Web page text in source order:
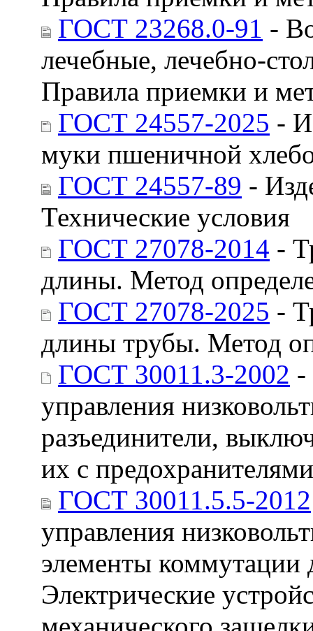
ГОСТ 23268.0-91 -
лечебные, лечебно-
Правила приемки и
ГОСТ 24557-2025 -
муки пшеничной
ГОСТ 24557-89 -
Технические условия
ГОСТ 27078-2014 -
длины. Метод
ГОСТ 27078-2025 -
длины трубы. Метод
ГОСТ 30011.3-2002 -
управления
разъединители,
их с предохранителями
ГОСТ 30011.5.5-2012
управления
элементы коммутации
Электрические